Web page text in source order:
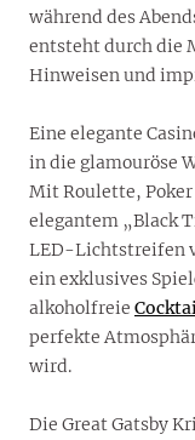
während des
entsteht durch die
Hinweisen und
Eine elegante
in die glamouröse
Mit Roulette,
elegantem „Black
LED-Lichtstreifen
ein exklusives
alkoholfreie
perfekte
wird.
Die Great Gatsby